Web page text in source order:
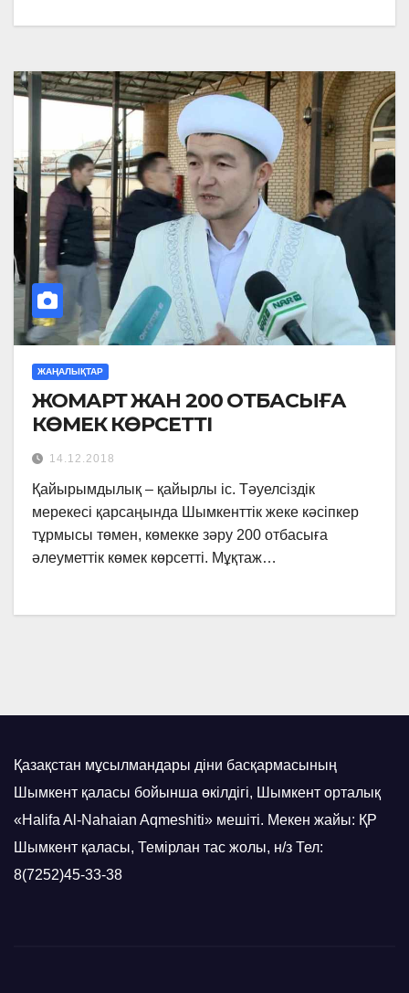
ЖАҢАЛЫҚТАР
ЖОМАРТ ЖАН 200 ОТБАСЫҒА
КӨМЕК КӨРСЕТТІ
14.12.2018
Қайырымдылық – қайырлы іс. Тәуелсіздік
мерекесі қарсаңында Шымкенттік жеке кәсіпкер
тұрмысы төмен, көмекке зәру 200 отбасыға
әлеуметтік көмек көрсетті. Мұқтаж…
Қазақстан мұсылмандары діни басқармасының
Шымкент қаласы бойынша өкілдігі, Шымкент орталық
«Halifa Al-Nahaian Aqmeshiti» мешіті. Мекен жайы: ҚР
Шымкент қаласы, Темірлан тас жолы, н/з Тел:
8(7252)45-33-38